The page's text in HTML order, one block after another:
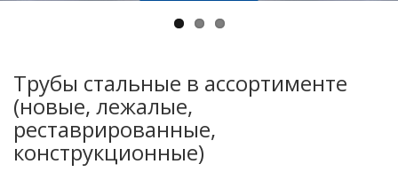
Трубы стальные в ассортименте
(новые, лежалые,
реставрированные,
конструкционные)